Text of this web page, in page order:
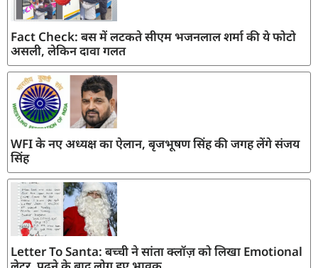
Fact Check: बस में लटकते सीएम भजनलाल शर्मा की ये फोटो
असली, लेकिन दावा गलत
WFI के नए अध्यक्ष का ऐलान, बृजभूषण सिंह की जगह लेंगे संजय
सिंह
Letter To Santa: बच्ची ने सांता क्लॉज़ को लिखा Emotional